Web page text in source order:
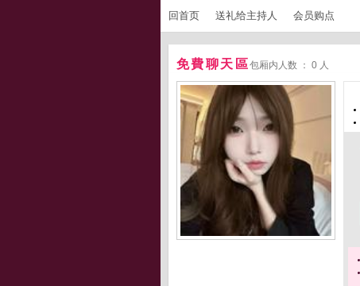
回首页 送礼给主持人 会员购点
免費聊天區包厢内人数 ： 0 人